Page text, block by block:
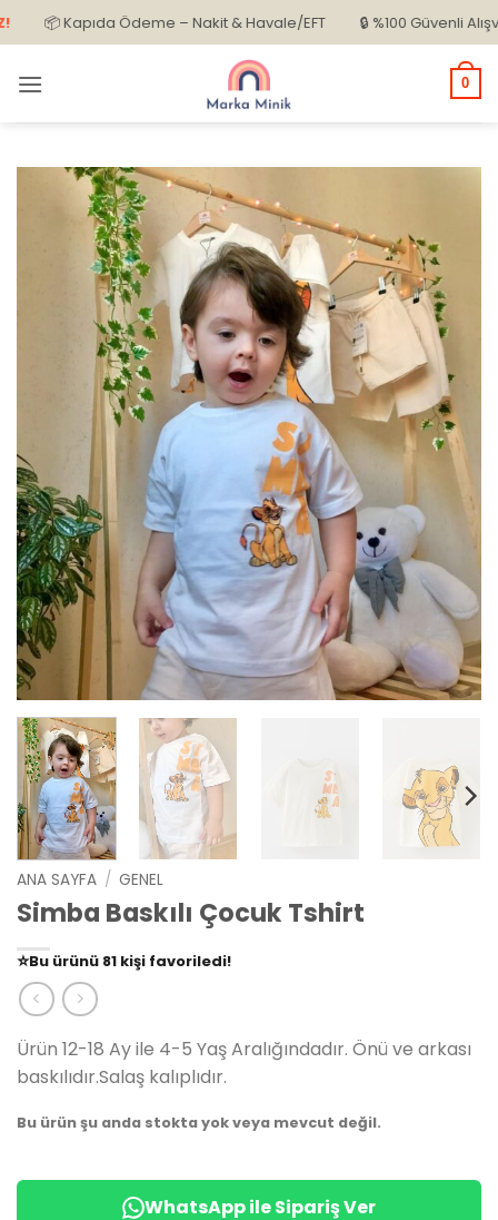
İçeriğe
atla
📦 Kapıda Ödeme – Nakit & Havale/EFT 🔒 %100 Güvenli Alışveriş
0
ANA SAYFA / GENEL
Simba Baskılı Çocuk Tshirt
⭐️Bu ürünü 81 kişi favoriledi!
🛒39 kişisepetine ekledi!
✅ Bugün 14 adet
Ürün 12-18 Ay ile 4-5 Yaş Aralığındadır. Önü ve arkası
baskılıdır.Salaş kalıplıdır.
Bu ürün şu anda stokta yok veya mevcut değil.
WhatsApp ile Sipariş Ver